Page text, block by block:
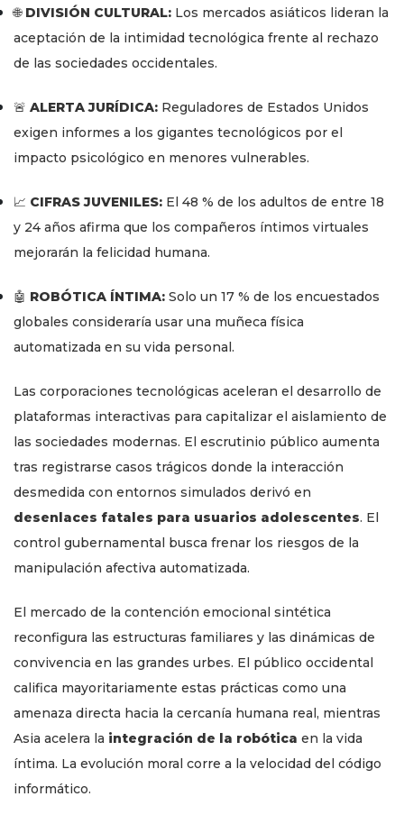
🌐 DIVISIÓN CULTURAL: Los mercados asiáticos lideran la
aceptación de la intimidad tecnológica frente al rechazo
de las sociedades occidentales.
🚨 ALERTA JURÍDICA: Reguladores de Estados Unidos
exigen informes a los gigantes tecnológicos por el
impacto psicológico en menores vulnerables.
📈 CIFRAS JUVENILES: El 48 % de los adultos de entre 18
y 24 años afirma que los compañeros íntimos virtuales
mejorarán la felicidad humana.
🤖 ROBÓTICA ÍNTIMA: Solo un 17 % de los encuestados
globales consideraría usar una muñeca física
automatizada en su vida personal.
Las corporaciones tecnológicas aceleran el desarrollo de
plataformas interactivas para capitalizar el aislamiento de
las sociedades modernas. El escrutinio público aumenta
tras registrarse casos trágicos donde la interacción
desmedida con entornos simulados derivó en
desenlaces fatales para usuarios adolescentes. El
control gubernamental busca frenar los riesgos de la
manipulación afectiva automatizada.
El mercado de la contención emocional sintética
reconfigura las estructuras familiares y las dinámicas de
convivencia en las grandes urbes. El público occidental
califica mayoritariamente estas prácticas como una
amenaza directa hacia la cercanía humana real, mientras
Asia acelera la integración de la robótica en la vida
íntima. La evolución moral corre a la velocidad del código
informático.